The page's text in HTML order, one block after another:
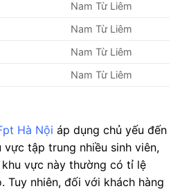
Nam Từ Liêm
Nam Từ Liêm
Nam Từ Liêm
Nam Từ Liêm
Hà Nội áp dụng chủ yếu đến
vực tập trung nhiều sinh viên,
vực này thường có tỉ lệ
Tuy nhiên, đối với khách hàng